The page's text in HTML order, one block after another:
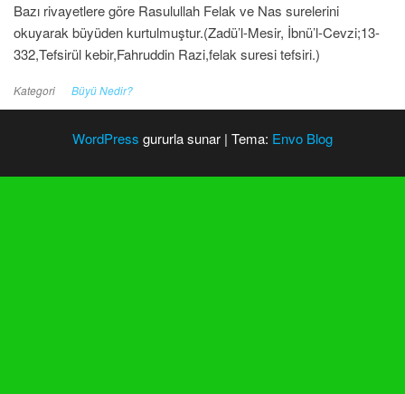
Bazı rivayetlere göre Rasulullah Felak ve Nas surelerini
okuyarak büyüden kurtulmuştur.(Zadü’l-Mesir, İbnü’l-Cevzi;13-
332,Tefsirül kebir,Fahruddin Razi,felak suresi tefsiri.)
Kategori Büyü Nedir?
WordPress gururla sunar | Tema: Envo Blog